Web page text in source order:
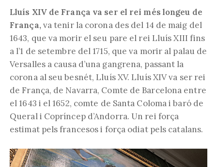
Lluís XIV de França va ser el rei més longeu de
França,va tenir la corona des del 14 de maig del
1643, que va morir el seu pare el rei Lluís XIII fins
a l’1 de setembre del 1715, que va morir al palau de
Versalles a causa d’una gangrena, passant la
corona al seu besnét, Lluís XV. Lluís XIV va ser rei
de França, de Navarra, Comte de Barcelona entre
el 1643 i el 1652, comte de Santa Coloma i baró de
Queral i Copríncep d’Andorra. Un rei força
estimat pels francesos i força odiat pels catalans.